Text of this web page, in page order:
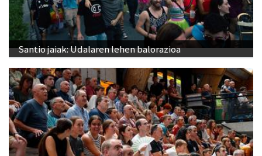
Santio jaiak: Udalaren lehen balorazioa